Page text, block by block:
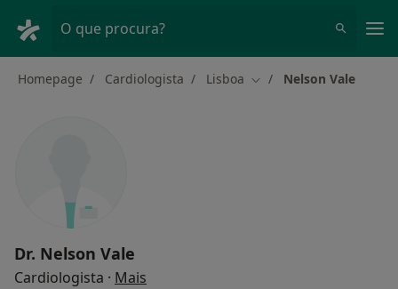
O que procura?
Homepage Cardiologista Lisboa Mudar de cidade
Nelson Vale
Dr. Nelson Vale
Cardiologista · Mais